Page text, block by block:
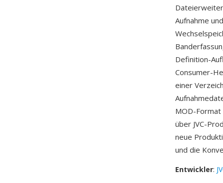
Aufnahme
Definition-
Consumer-
einer
MOD-
über JVC-
neue
und die
Entwickler: